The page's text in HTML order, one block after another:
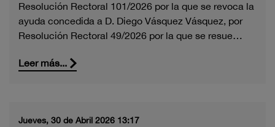
Resolución Rectoral 101/2026 por la que se revoca la
ayuda concedida a D. Diego Vásquez Vásquez, por
Resolución Rectoral 49/2026 por la que se resue…
Leer más...
Jueves, 30 de Abril 2026 13:17